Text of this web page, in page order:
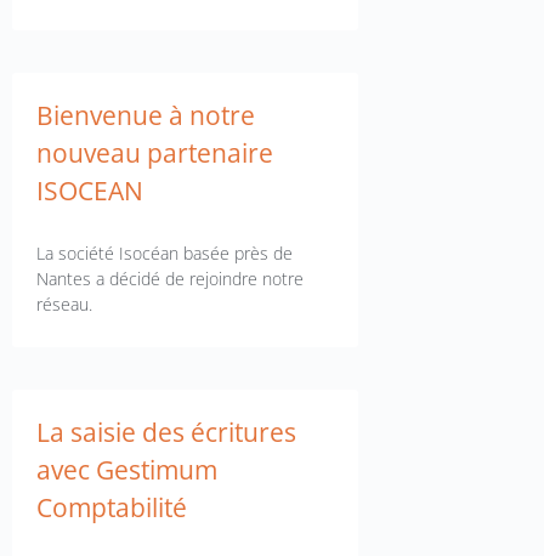
Bienvenue à notre
nouveau partenaire
ISOCEAN
La société Isocéan basée près de
Nantes a décidé de rejoindre notre
réseau.
La saisie des écritures
avec Gestimum
Comptabilité